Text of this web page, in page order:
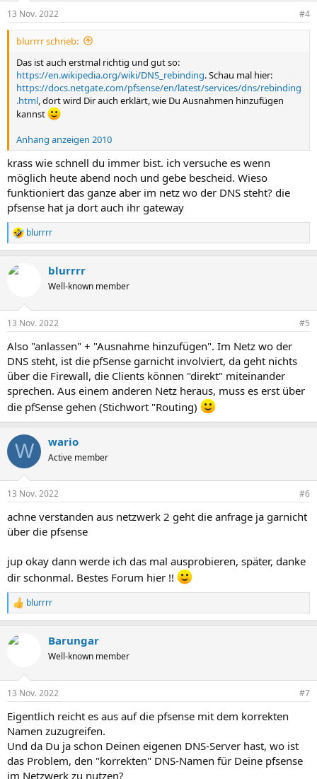
13 Nov. 2022 #4
blurrrr schrieb:
Das ist auch erstmal richtig und gut so:
https://en.wikipedia.org/wiki/DNS_rebinding. Schau mal hier:
https://docs.netgate.com/pfsense/en/latest/services/dns/rebinding
.html , dort wird Dir auch erklärt, wie Du Ausnahmen hinzufügen
kannst
Anhang anzeigen 2010
krass wie schnell du immer bist. ich versuche es wenn
möglich heute abend noch und gebe bescheid. Wieso
funktioniert das ganze aber im netz wo der DNS steht? die
pfsense hat ja dort auch ihr gateway
R
e
k
e
:
blurrrr
blurrrr
Well-known member
13 Nov. 2022 #5
Also "anlassen" + "Ausnahme hinzufügen". Im Netz wo der
DNS steht, ist die pfSense garnicht involviert, da geht nichts
über die Firewall, die Clients können "direkt" miteinander
sprechen. Aus einem anderen Netz heraus, muss es erst über
die pfSense gehen (Stichwort "Routing)
W wario
Active member
13 Nov. 2022 #6
achne verstanden aus netzwerk 2 geht die anfrage ja garnicht
über die pfsense
jup okay dann werde ich das mal ausprobieren, später, danke
dir schonmal. Bestes Forum hier !!
R
e
k
e
:
blurrrr
Barungar
Well-known member
13 Nov. 2022 #7
Eigentlich reicht es aus auf die pfsense mit dem korrekten
Namen zuzugreifen.
Und da Du ja schon Deinen eigenen DNS-Server hast, wo ist
das Problem, den "korrekten" DNS-Namen für Deine pfsense
im Netzwerk zu nutzen?